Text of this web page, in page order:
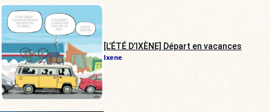
[L’ÉTÉ D’IXÈNE] Départ en vacances
Ixene